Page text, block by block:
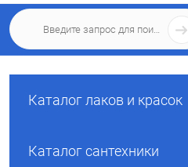
Каталог лаков и красок
Каталог сантехники